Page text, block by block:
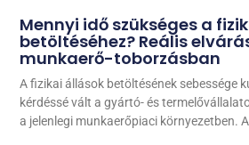
Mennyi idő szükséges a
betöltéséhez? Reális
munkaerő-toborzásban
A fizikai állások betöltésének sebessége
kérdéssé vált a gyártó- és
a jelenlegi munkaerőpiaci környezetben.